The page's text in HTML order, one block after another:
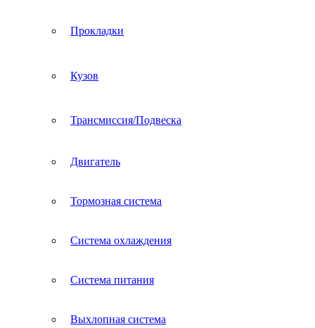
Прокладки
Кузов
Трансмиссия/Подвеска
Двигатель
Тормозная система
Система охлаждения
Система питания
Выхлопная система